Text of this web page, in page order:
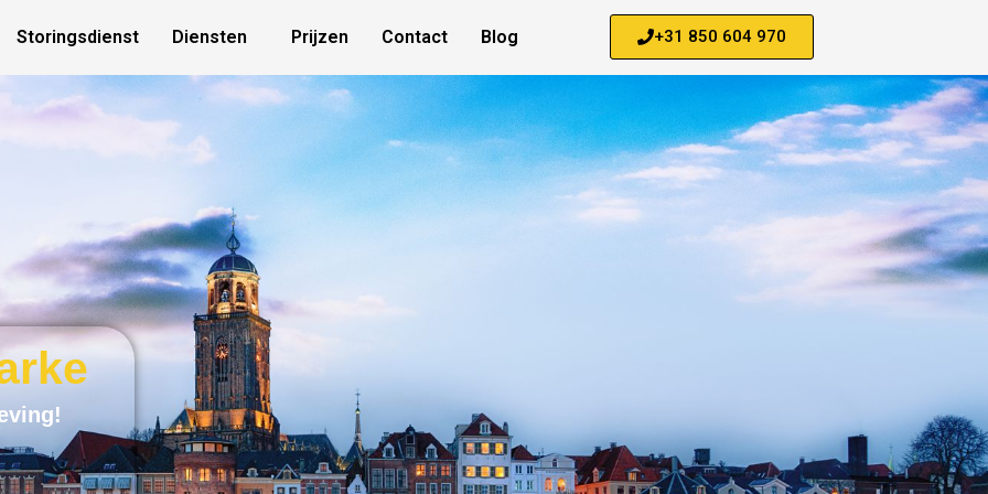
Storingsdienst Diensten Prijzen Contact Blog +31 850 604 970